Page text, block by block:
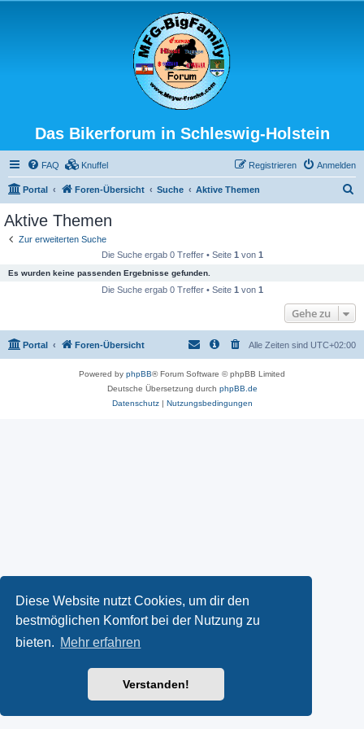
Diese Website nutzt Cookies, um dir den
bestmöglichen Komfort bei der Nutzung zu
bieten. Mehr erfahren
Verstanden!
Das Bikerforum in Schleswig-Holstein
FAQ Knuffel Anmelden
Registrieren
Portal Foren-Übersicht Suche Aktive Themen
Aktive Themen
Zur erweiterten Suche
Die Suche ergab 0 Treffer • Seite 1 von 1
Es wurden keine passenden Ergebnisse gefunden.
Die Suche ergab 0 Treffer • Seite 1 von 1
Gehe zu
Portal Foren-Übersicht Alle Zeiten sind UTC+02:00
Powered by phpBB® Forum Software © phpBB Limited
Deutsche Übersetzung durch phpBB.de
Datenschutz| Nutzungsbedingungen